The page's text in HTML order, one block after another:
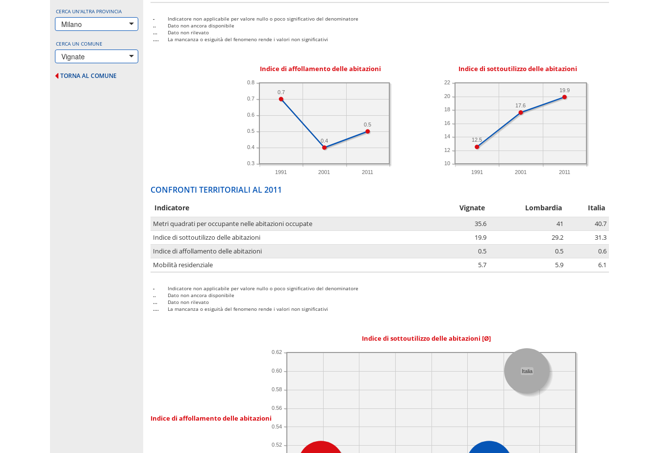
CERCA UN'ALTRA PROVINCIA
Milano
CERCA UN COMUNE
Vignate
TORNA AL COMUNE
-
Indicatore non applicabile per valore nullo o poco significativo del denominatore
..
Dato non ancora disponibile
...
Dato non rilevato
....
La mancanza o esiguità del fenomeno rende i valori non significativi
Indice di affollamento delle abitazioni
1991 2001 2011
0.3
0.4
0.5
0.6
0.7
0.8
0.5
0.4
0.7
Indice di sottoutilizzo delle abitazioni
1991 2001 2011
10
12
14
16
18
20
22
19.9
17.6
12.5
CONFRONTI TERRITORIALI AL 2011
Indicatore Vignate Lombardia Italia
Metri quadrati per occupante nelle abitazioni occupate 35.6 41
40.7
Indice di sottoutilizzo delle abitazioni
19.9 29.2
31.3
Indice di affollamento delle abitazioni
0.5 0.5
0.6
Mobilità residenziale
5.7 5.9 6.1
-
Indicatore non applicabile per valore nullo o poco significativo del denominatore
..
Dato non ancora disponibile
...
Dato non rilevato
....
La mancanza o esiguità del fenomeno rende i valori non significativi
Indice di sottoutilizzo delle abitazioni [Ø]
Indice di affollamento delle abitazioni
0.52
0.54
0.56
0.58
0.60
0.62
Italia